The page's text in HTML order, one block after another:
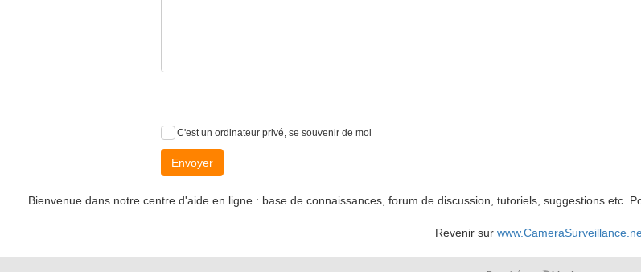
C'est un ordinateur privé, se souvenir de moi
Envoyer
Bienvenue dans notre centre d'aide en ligne : base de connaissances, forum de discussion, tutoriels, suggestions etc.
Revenir sur